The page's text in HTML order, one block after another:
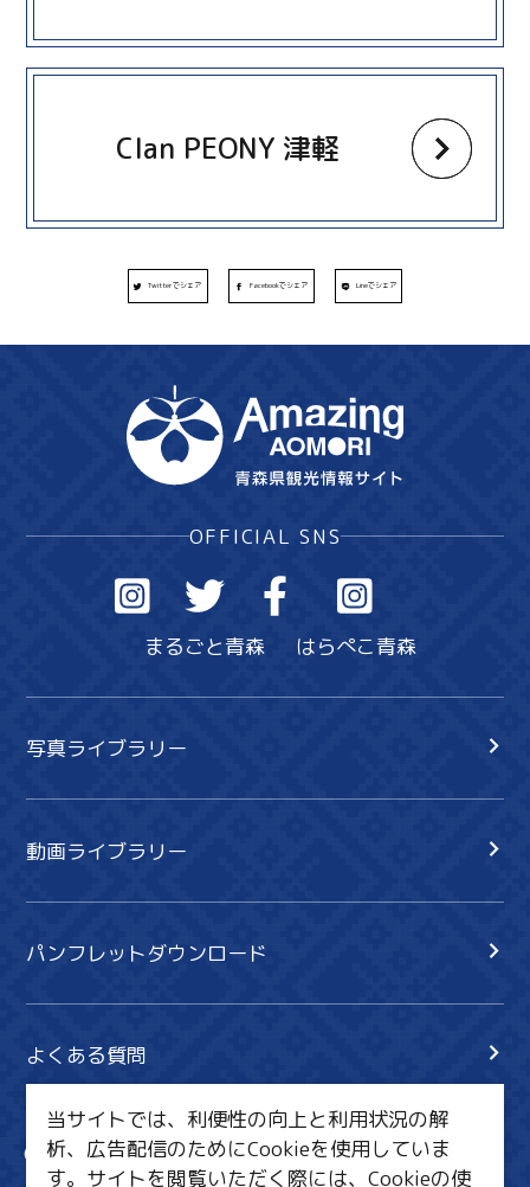
Clan PEONY 津軽
more
Twitterでシェア Facebookでシェア Lineでシェア
OFFICIAL SNS
まるごと青森 はらぺこ青森
写真ライブラリー
動画ライブラリー
パンフレットダウンロード
よくある質問
サイト内検索
共有
当サイトでは、利便性の向上と利用状況の解
析、広告配信のためにCookieを使用していま
す。サイトを閲覧いただく際には、Cookieの使